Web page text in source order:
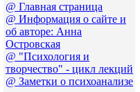
@ Главная страница
@ Информация о сайте и
об авторе: Анна
Островская
@ "Психология и
творчество" - цикл лекций
@ Заметки о психоанализе